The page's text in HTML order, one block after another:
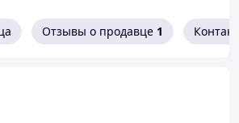
Отзывы о продавце 1